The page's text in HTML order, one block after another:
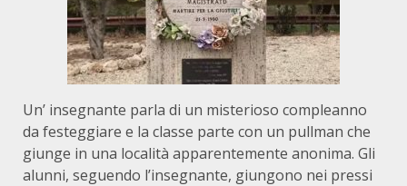
Un’ insegnante parla di un misterioso compleanno
da festeggiare e la classe parte con un pullman che
giunge in una località apparentemente anonima. Gli
alunni, seguendo l’insegnante, giungono nei pressi